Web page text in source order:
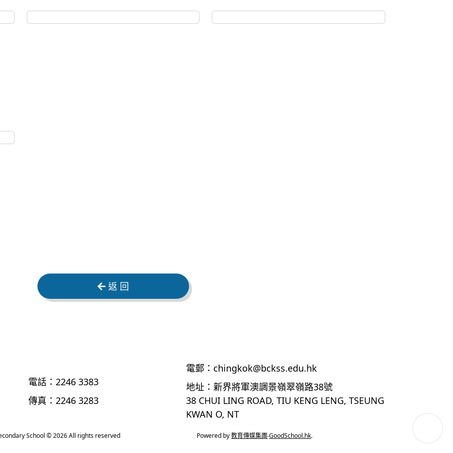
返 回
電話： 2246 3383
傳真： 2246 3283
電郵： chingkok@bckss.edu.hk
地址：新界將軍澳調景嶺翠嶺路38號
38 CHUI LING ROAD, TIU KENG LENG, TSEUNG
KWAN O, NT
School © 2026 All rights reserved Powered by教育傳媒集團‧GoodSchool.hk.